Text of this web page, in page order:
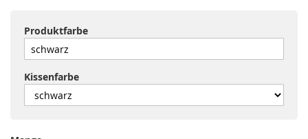
Produktfarbe
Kissenfarbe